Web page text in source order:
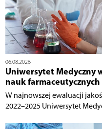
06.08.2026
Uniwersytet Medyczny
nauk farmaceutycznych
W najnowszej ewaluacji
2022–2025 Uniwersytet